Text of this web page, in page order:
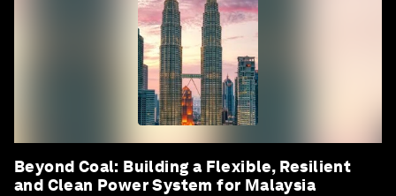
Beyond Coal: Building a Flexible, Resilient
and Clean Power System for Malaysia